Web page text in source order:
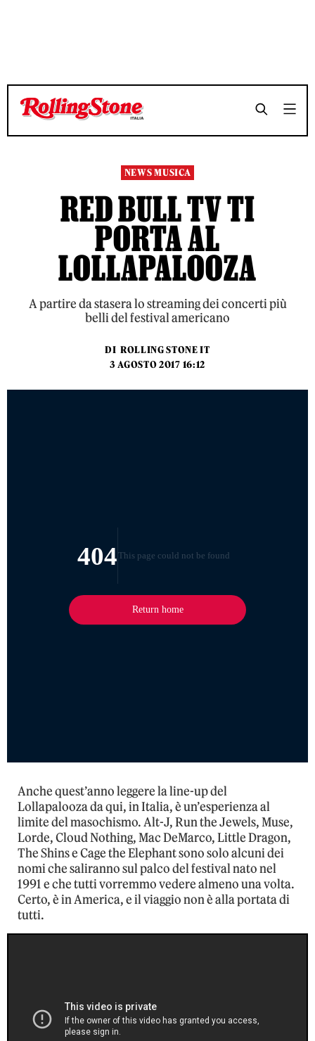
TEMPO DI LETTURA 3 MINUTI SHARE
TEMPO DI LETTURA 3 MINUTI SHARE
NEWS MUSICA
RED BULL TV TI
PORTA AL
LOLLAPALOOZA
A partire da stasera lo streaming dei concerti più
belli del festival americano
DI ROLLING STONE IT
3 AGOSTO 2017 16:12
Anche quest’anno leggere la line-up del
Lollapalooza da qui, in Italia, è un’esperienza al
limite del masochismo. Alt-J, Run the Jewels, Muse,
Lorde, Cloud Nothing, Mac DeMarco, Little Dragon,
The Shins e Cage the Elephant sono solo alcuni dei
nomi che saliranno sul palco del festival nato nel
1991 e che tutti vorremmo vedere almeno una volta.
Certo, è in America, e il viaggio non è alla portata di
tutti.